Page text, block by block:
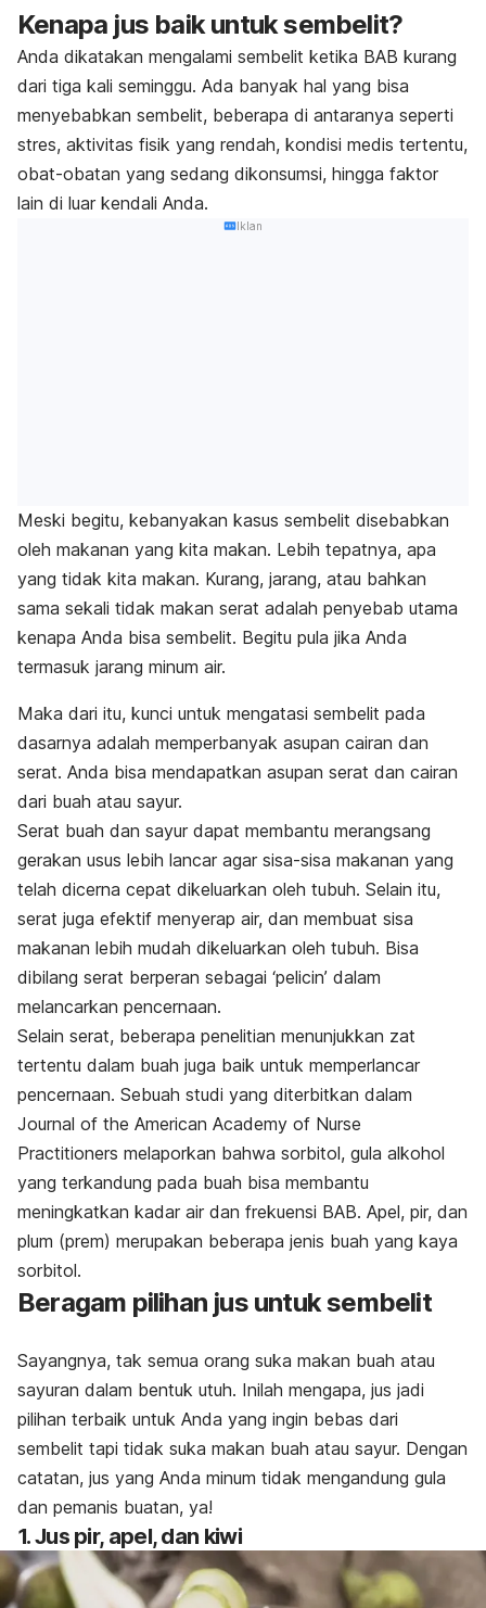
Kenapa jus baik untuk sembelit?
Anda dikatakan mengalami sembelit ketika BAB kurang
dari tiga kali seminggu. Ada banyak hal yang bisa
menyebabkan sembelit, beberapa di antaranya seperti
stres, aktivitas fisik yang rendah, kondisi medis tertentu,
obat-obatan yang sedang dikonsumsi, hingga faktor
lain di luar kendali Anda.
Iklan
Meski begitu, kebanyakan kasus sembelit disebabkan
oleh makanan yang kita makan. Lebih tepatnya, apa
yang tidak kita makan. Kurang, jarang, atau bahkan
sama sekali tidak makan serat adalah penyebab utama
kenapa Anda bisa sembelit. Begitu pula jika Anda
termasuk jarang minum air.
Maka dari itu, kunci untuk mengatasi sembelit pada
dasarnya adalah memperbanyak asupan cairan dan
serat. Anda bisa mendapatkan asupan serat dan cairan
dari buah atau sayur.
Serat buah dan sayur dapat membantu merangsang
gerakan usus lebih lancar agar sisa-sisa makanan yang
telah dicerna cepat dikeluarkan oleh tubuh. Selain itu,
serat juga efektif menyerap air, dan membuat sisa
makanan lebih mudah dikeluarkan oleh tubuh. Bisa
dibilang serat berperan sebagai ‘pelicin’ dalam
melancarkan pencernaan.
Selain serat, beberapa penelitian menunjukkan zat
tertentu dalam buah juga baik untuk memperlancar
pencernaan. Sebuah studi yang diterbitkan dalam
Journal of the American Academy of Nurse
Practitioners melaporkan bahwa sorbitol, gula alkohol
yang terkandung pada buah bisa membantu
meningkatkan kadar air dan frekuensi BAB. Apel, pir, dan
plum (prem) merupakan beberapa jenis buah yang kaya
sorbitol.
Beragam pilihan jus untuk sembelit
Sayangnya, tak semua orang suka makan buah atau
sayuran dalam bentuk utuh. Inilah mengapa, jus jadi
pilihan terbaik untuk Anda yang ingin bebas dari
sembelit tapi tidak suka makan buah atau sayur. Dengan
catatan, jus yang Anda minum tidak mengandung gula
dan pemanis buatan, ya!
1. Jus pir, apel, dan kiwi